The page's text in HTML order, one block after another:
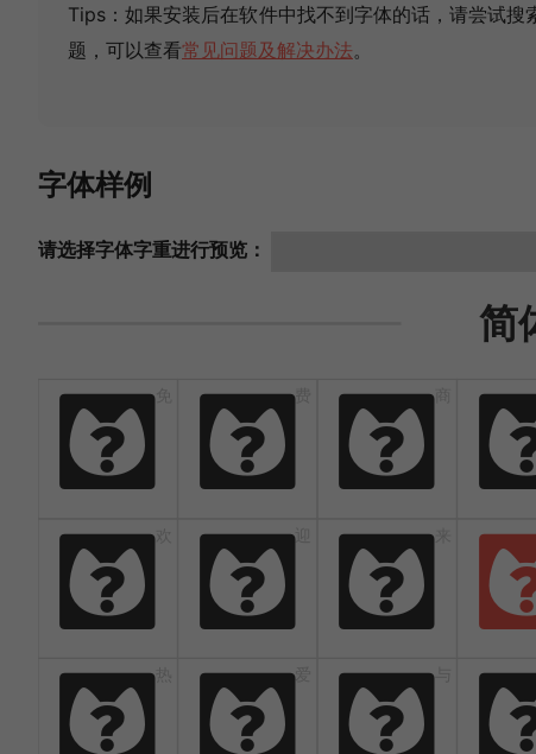
Tips：如果安装后在软件中找不到字体的话，请尝试搜
题，可以查看常见问题及解决办法。
字体样例
请选择字体字重进行预览：
简
免
免 费
费 商
商
欢
欢 迎
迎 来
来
热
热 爱
爱 与
与